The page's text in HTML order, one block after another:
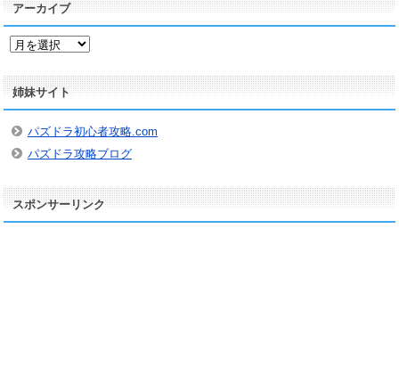
アーカイブ
ア
カ
イ
ブ
姉妹サイト
パズドラ初心者攻略.com
パズドラ攻略ブログ
スポンサーリンク